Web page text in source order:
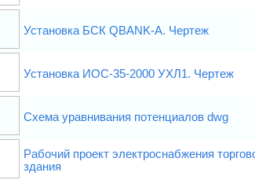
Установка БСК QBANK-A. Чертеж
Установка ИОС-35-2000 УХЛ1. Чертеж
Схема уравнивания потенциалов dwg
Рабочий проект электроснабжения
здания